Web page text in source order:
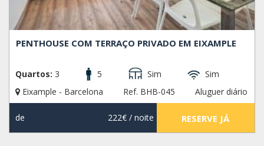
PENTHOUSE COM TERRAÇO PRIVADO EM EIXAMPLE
Quartos: 3 5 Sim
Sim
Eixample - Barcelona
Ref. BHB-045 Aluguer diário
de 222€/ noite RESERVE JÁ